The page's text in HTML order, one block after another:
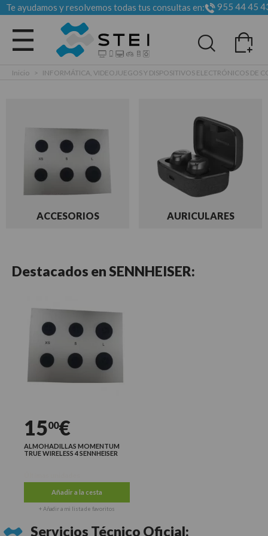
Te ayudamos y resolvemos todas tus consultas en: 955 44 45
Todas las categorias
Inicio > INFORMÁTICA, VIDEOJUEGOS Y DISPOSITIVOS ELECTRÓNICOS DE
ACCESORIOS AURICULARES
Destacados enSENNHEISER:
1500€
ALMOHADILLAS MOMENTUM
TRUE WIRELESS 4 SENNHEISER
Añadir a la cesta
+ Añadir a mi lista de favoritos
Servicios Técnico Oficial: